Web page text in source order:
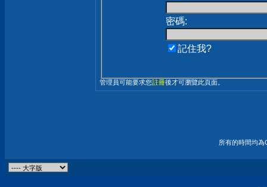
密碼:
記住我?
管理員可能要求您註冊後才可瀏覽此頁面。
所有的時間均為